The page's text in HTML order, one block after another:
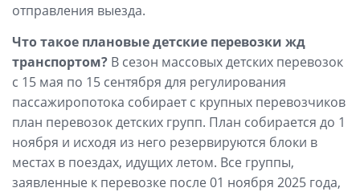
отправления выезда.
Что такое плановые детские перевозки жд
транспортом? В сезон массовых детских перевозок
с 15 мая по 15 сентября для регулирования
пассажиропотока собирает с крупных перевозчиков
план перевозок детских групп. План собирается до 1
ноября и исходя из него резервируются блоки в
местах в поездах, идущих летом. Все группы,
заявленные к перевозке после 01 ноября 2025 года,